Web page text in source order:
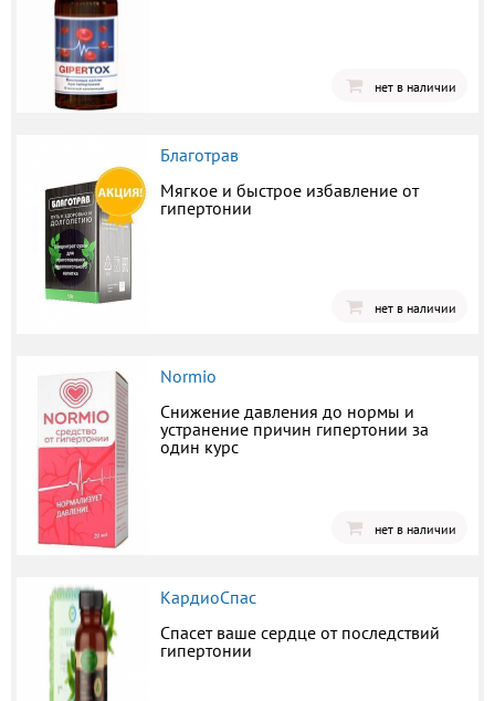
нет в наличии
Благотрав
Мягкое и быстрое избавление от
гипертонии
нет в наличии
Normio
Снижение давления до нормы и
устранение причин гипертонии за
один курс
нет в наличии
КардиоСпас
Спасет ваше сердце от последствий
гипертонии